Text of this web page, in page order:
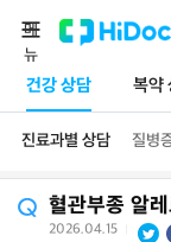
건강 상담 복약
메
뉴
진료과별 상담 질병
혈관부종 알
2026.04.15